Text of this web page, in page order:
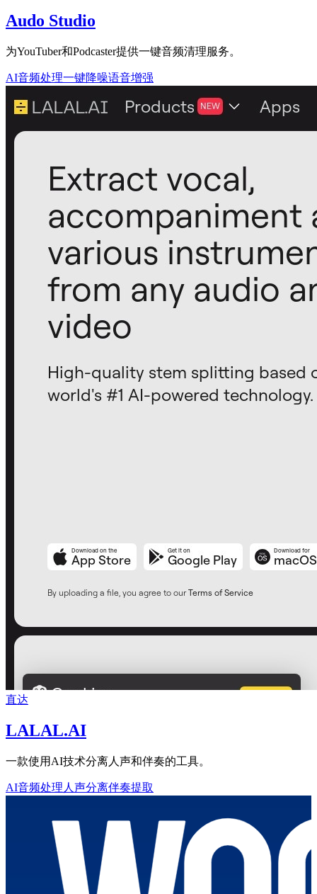
Audo Studio
为YouTuber和Podcaster提供一键音频清理服务。
AI音频处理一键降噪语音增强
直达
LALAL.AI
一款使用AI技术分离人声和伴奏的工具。
AI音频处理 人声分离伴奏提取